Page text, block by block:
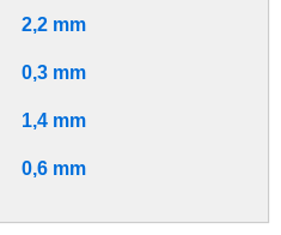
2,2 mm
0,3 mm
1,4 mm
0,6 mm